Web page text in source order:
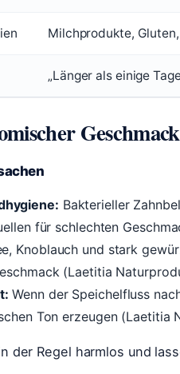
Milchprodukte,
„Länger als einige
Bakterieller
für schlechten
Knoblauch und stark
(Laetitia
Wenn der Speichelfluss
Ton erzeugen (Laetitia
der Regel harmlos und